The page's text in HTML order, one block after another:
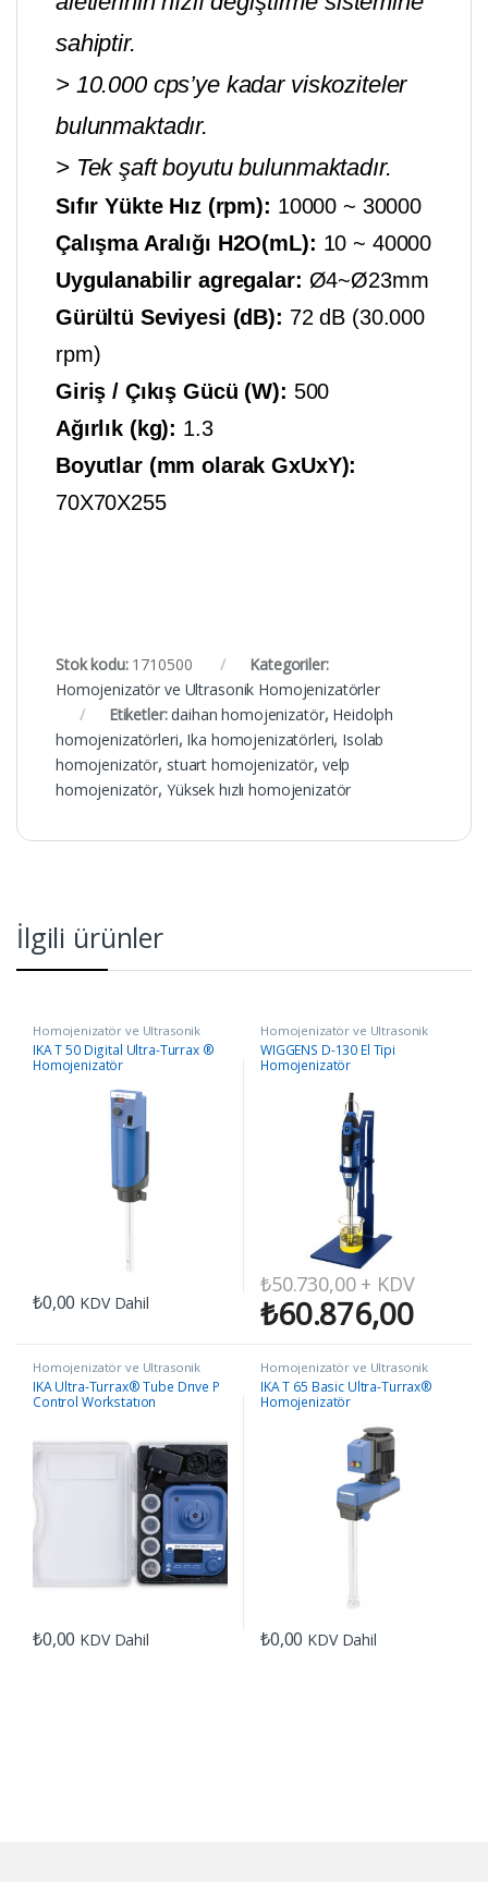
sahiptir.
> 10.000 cps’ye kadar viskoziteler
bulunmaktadır.
> Tek şaft boyutu bulunmaktadır.
Sıfır Yükte Hız (rpm): 10000 ~ 30000
Çalışma Aralığı H2O(mL): 10 ~ 40000
Uygulanabilir agregalar: Ø4~Ø23mm
Gürültü Seviyesi (dB): 72 dB (30.000
rpm)
Giriş / Çıkış Gücü (W): 500
Ağırlık (kg): 1.3
Boyutlar (mm olarak GxUxY):
70X70X255
Stok kodu: 1710500
Kategoriler:
Homojenizatör ve Ultrasonik Homojenizatörler
Etiketler:daihan homojenizatör, Heidolph
homojenizatörleri, Ika homojenizatörleri, Isolab
homojenizatör, stuart homojenizatör, velp
homojenizatör, Yüksek hızlı homojenizatör
İlgili ürünler
Homojenizatör ve Ultrasonik
Homojenizatörler
IKA T 50 Digital Ultra-Turrax ®
Homojenizatör
₺0,00 KDV Dahil
Homojenizatör ve Ultrasonik
Homojenizatörler
WIGGENS D-130 El Tipi
Homojenizatör
₺50.730,00+ KDV
₺60.876,00
Homojenizatör ve Ultrasonik
Homojenizatörler
IKA Ultra-Turrax® Tube Drıve P
Control Workstatıon
₺0,00 KDV Dahil
Homojenizatör ve Ultrasonik
Homojenizatörler
IKA T 65 Basic Ultra-Turrax®
Homojenizatör
₺0,00 KDV Dahil